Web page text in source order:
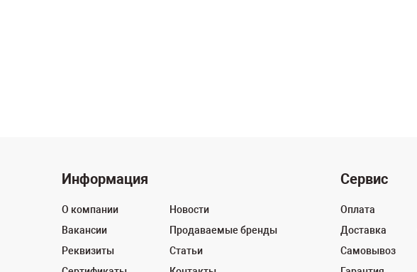
Информация
О компании
Вакансии
Реквизиты
Новости
Продаваемые бренды
Статьи
Сервис
Оплата
Доставка
Самовывоз